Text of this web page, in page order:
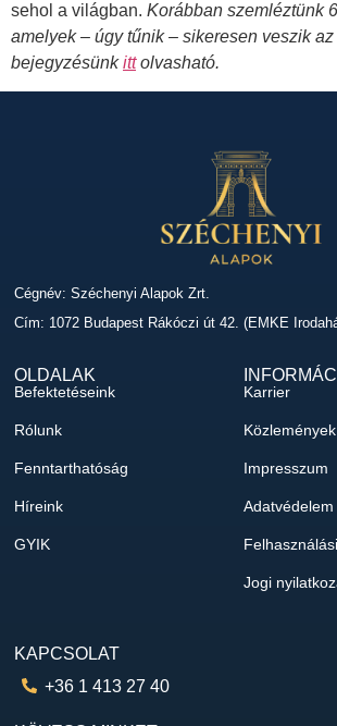
sehol a világban. Korábban szemléztünk
amelyek – úgy tűnik – sikeresen veszik
bejegyzésünkittolvasható.
Cégnév: Széchenyi Alapok Zrt.
Cím: 1072 Budapest Rákóczi út 42. (EMKE
OLDALAK
Befektetéseink
Rólunk
Fenntarthatóság
Híreink
GYIK
Karrier
Közlemények
Impresszum
Adatvédelem
Jogi
KAPCSOLAT
+36 1 413 27 40